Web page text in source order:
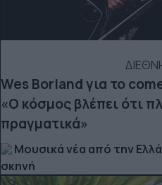
Wes Borland για το
«Ο κόσμος βλέπει ότι
πραγματικά»
Μουσικά νέα από την
σκηνή